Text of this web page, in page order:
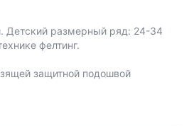
Детский размерный ряд: 24-34
фелтинг.
защитной подошвой